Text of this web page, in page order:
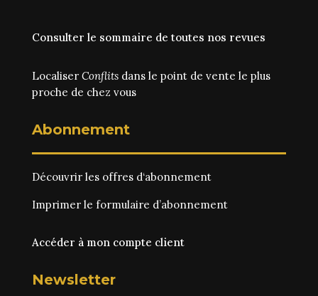
Consulter le sommaire de toutes nos revues
Localiser Conflitsdans le point de vente le plus
proche de chez vous
Abonnement
Découvrir les offres d‘abonnement
Imprimer le formulaire d’abonnement
Accéder à mon compte client
Newsletter